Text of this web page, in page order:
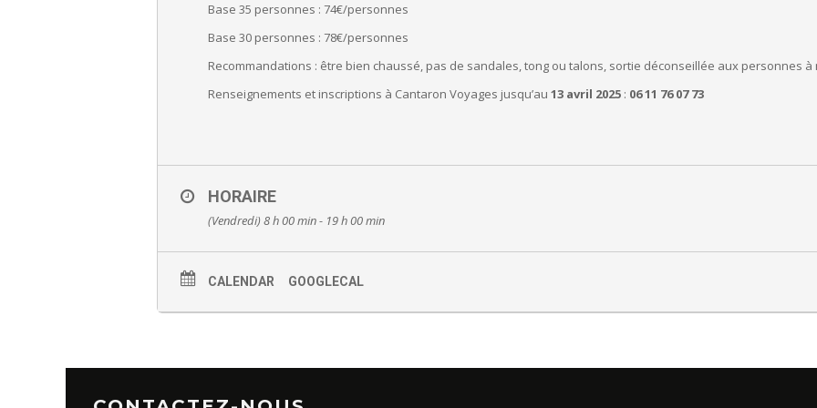
Base 35 personnes : 74€/personnes
Base 30 personnes : 78€/personnes
Recommandations : être bien chaussé, pas de sandales, tong ou talons, sortie déconseillée aux personnes à
Renseignements et inscriptions à Cantaron Voyages jusqu’au 13 avril 2025 : 06 11 76 07 73
HORAIRE
(Vendredi) 8 h 00 min - 19 h 00 min
CALENDAR GOOGLECAL